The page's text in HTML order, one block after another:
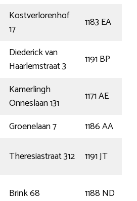
Kostverlorenhof
17
1183 EA
Diederick van
Haarlemstraat 3
1191 BP
Kamerlingh
Onneslaan 131
1171 AE
Groenelaan 7 1186 AA
Theresiastraat 312 1191 JT
Brink 68 1188 ND